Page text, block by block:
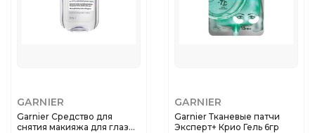
GARNIER
Garnier Cредство для
снятия макияжа для глаз
GARNIER
Garnier Тканевые патчи
Эксперт+ Крио Гель 6гр